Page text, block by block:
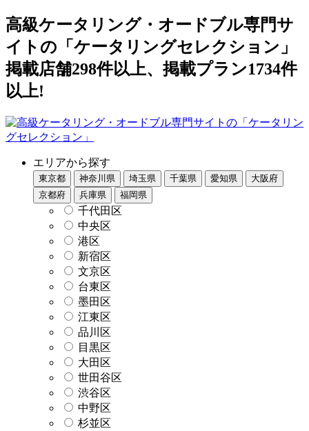
高級ケータリング・オードブル専門サ
イトの「ケータリングセレクション」
掲載店舗298件以上、掲載プラン1734件
以上!
エリアから探す
東京都 神奈川県 埼玉県 千葉県 愛知県
大阪府
京都府
兵庫県 福岡県
千代田区
中央区
港区
新宿区
文京区
台東区
墨田区
江東区
品川区
目黒区
大田区
世田谷区
渋谷区
中野区
杉並区